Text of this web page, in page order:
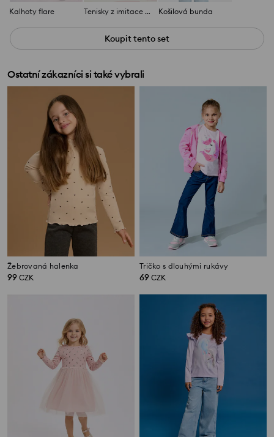
Kalhoty flare Tenisky z imitace kůže Košilová bunda
Koupit tento set
Ostatní zákazníci si také vybrali
Žebrovaná halenka
99 CZK
Tričko s dlouhými rukávy
69 CZK